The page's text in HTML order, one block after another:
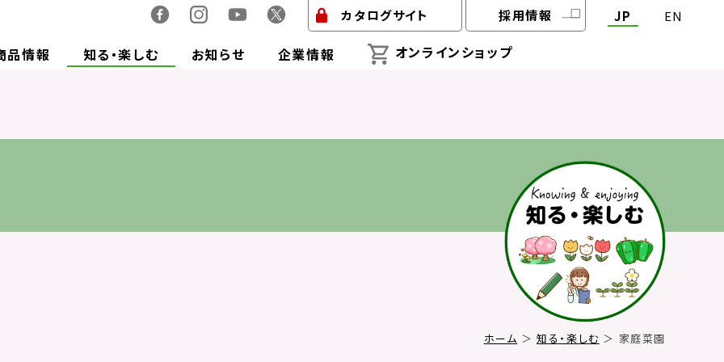
カタログサイト 採用情報 JP EN
品情報 知る・楽しむ お知らせ 企業情報 オンラインショップ
ホーム ＞知る・楽しむ ＞ 家庭菜園